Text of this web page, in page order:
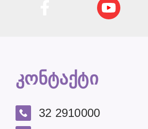
კონტაქტი
32 2910000